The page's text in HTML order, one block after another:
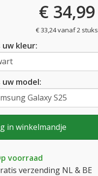
€ 34,99
€ 33,24 vanaf 2 stuks
uw kleur:
uw model:
in winkelmandje
voorraad
verzending NL & BE